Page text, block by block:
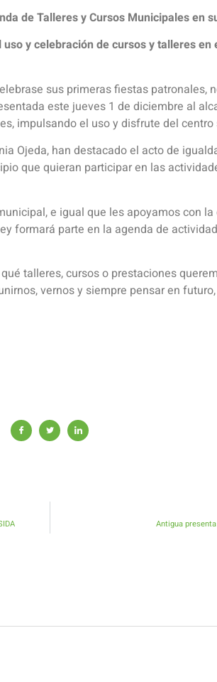
de Talleres y Cursos Municipales en
y celebración de cursos y talleres en
sus primeras fiestas patronales,
este jueves 1 de diciembre al
impulsando el uso y disfrute del centro
Ojeda, han destacado el acto de
que quieran participar en las
e igual que les apoyamos con
formará parte en la agenda de
talleres, cursos o prestaciones
vernos y siempre pensar en
Antigua